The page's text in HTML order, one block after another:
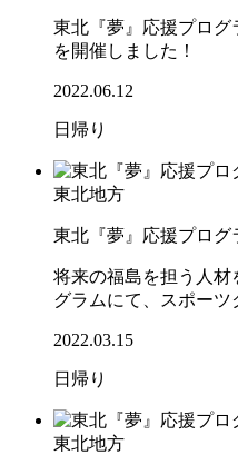
東北『夢』応援プログ
を開催しました！
2022.06.12
日帰り
東北地方
東北『夢』応援プロ
将来の福島を担う人材
グラムにて、スポーツ
2022.03.15
日帰り
東北地方